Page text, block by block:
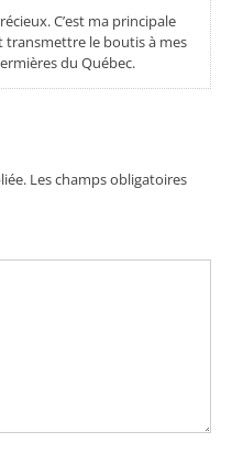
C’est ma principale
transmettre le boutis à mes
du Québec.
Les champs obligatoires